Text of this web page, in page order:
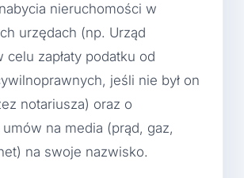
nieruchomości w
urzędach (np. Urząd
celu zapłaty podatku od
jeśli nie był on
notariusza) oraz o
na media (prąd, gaz,
na swoje nazwisko.